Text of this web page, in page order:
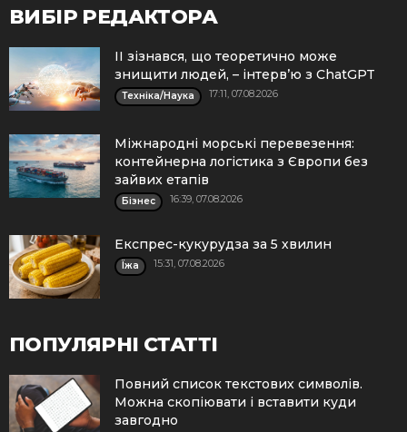
ВИБІР РЕДАКТОРА
ІІ зізнався, що теоретично може
знищити людей, – інтерв’ю з ChatGPT
Техніка/Наука 17:11, 07.08.2026
Міжнародні морські перевезення:
контейнерна логістика з Європи без
зайвих етапів
Бізнес 16:39, 07.08.2026
Експрес-кукурудза за 5 хвилин
Їжа 15:31, 07.08.2026
ПОПУЛЯРНІ СТАТТІ
Повний список текстових символів.
Можна скопіювати і вставити куди
завгодно